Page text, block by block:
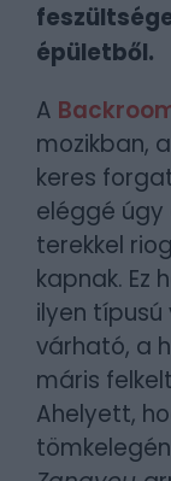
épületből.
A
mozikban,
keres
eléggé úgy
terekkel
kapnak. Ez
ilyen
várható, a
máris
Ahelyett,